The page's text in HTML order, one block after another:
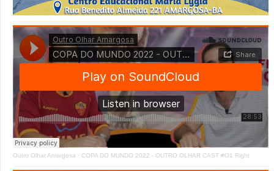
Outro Olhar Amargosa · COPA DO MUNDO 2022 - OUTRO OLHAR CAST #O1 Right